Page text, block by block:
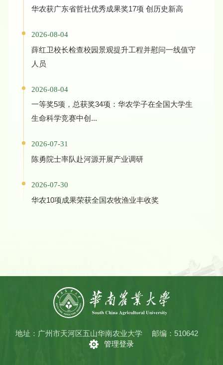
华农获广东省哲社优秀成果奖17项 创历史新高
2026-08-04
薛红卫校长检查校园景观提升工程并慰问一线值守
人员
2026-08-04
一等奖5项，总获奖34项：华农学子在全国大学生
生命科学竞赛中创...
2026-07-31
陈勇院士率队赴河源开展产业调研
2026-07-30
华农10项成果荣获全国农牧渔业丰收奖
地址：广州市天河区五山华南农业大学
邮编：510642
管理登录